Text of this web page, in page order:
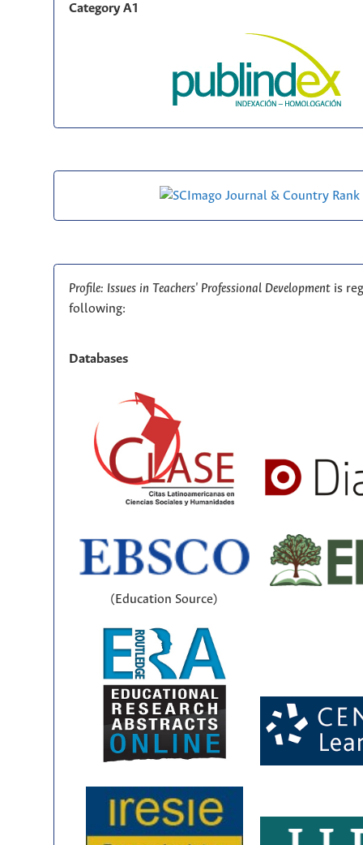
Category A1
Profile: Issues in Teachers' Professional Development is
following:
Databases
(Education Source)